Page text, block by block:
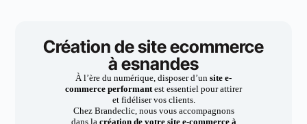
Création de site ecommerce
à esnandes
À l’ère du numérique, disposer d’un site e-
commerce performantest essentiel pour attirer
et fidéliser vos clients.
Chez Brandeclic, nous vous accompagnons
dans la création de votre site e-commerce à